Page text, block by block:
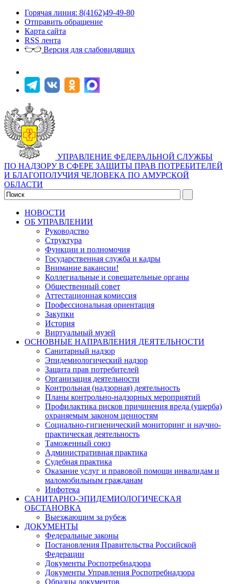
Горячая линия: 8(4162)49-49-80
Отправить обращение
Карта сайта
RSS лента
Версия для слабовидящих
УПРАВЛЕНИЕ ФЕДЕРАЛЬНОЙ СЛУЖБЫ
ПО НАДЗОРУ В СФЕРЕ ЗАЩИТЫ ПРАВ ПОТРЕБИТЕЛЕЙ
И БЛАГОПОЛУЧИЯ ЧЕЛОВЕКА ПО АМУРСКОЙ
ОБЛАСТИ
НОВОСТИ
ОБ УПРАВЛЕНИИ
Руководство
Структура
Функции и полномочия
Государственная служба и кадры
Внимание вакансии!
Коллегиальные и совещательные органы
Общественный совет
Аттестационная комиссия
Профессиональная ориентация
Закупки
История
Виртуальный музей
ОСНОВНЫЕ НАПРАВЛЕНИЯ ДЕЯТЕЛЬНОСТИ
Санитарный надзор
Эпидемиологический надзор
Защита прав потребителей
Организация деятельности
Контрольная (надзорная) деятельность
Планы контрольно-надзорных мероприятий
Профилактика рисков причинения вреда (ущерба)
охраняемым законом ценностям
Социально-гигиенический мониторинг и научно-
практическая деятельность
Таможенный союз
Административная практика
Судебная практика
Оказание услуг и правовой помощи инвалидам и
маломобильным гражданам
Инфотека
САНИТАРНО-ЭПИДЕМИОЛОГИЧЕСКАЯ
ОБСТАНОВКА
Выезжающим за рубеж
ДОКУМЕНТЫ
Федеральные законы
Постановления Правительства Российской
Федерации
Документы Роспотребнадзора
Документы Управления Роспотребнадзора
Образцы документов